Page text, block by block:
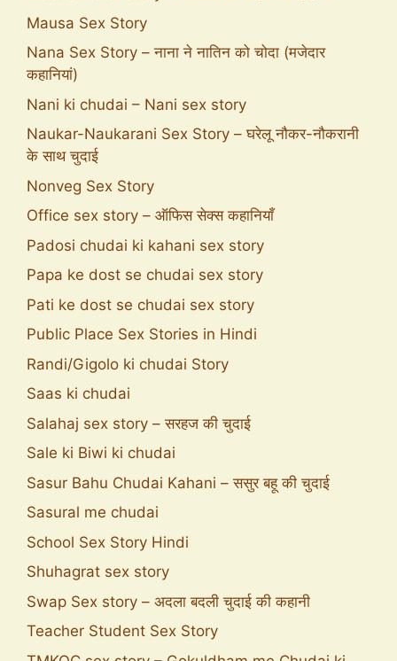
Mausa Sex Story
Nana Sex Story – नाना ने नातिन को चोदा (मजेदार
कहानियां)
Nani ki chudai – Nani sex story
Naukar-Naukarani Sex Story – घरेलू नौकर-नौकरानी
के साथ चुदाई
Nonveg Sex Story
Office sex story – ऑफिस सेक्स कहानियाँ
Padosi chudai ki kahani sex story
Papa ke dost se chudai sex story
Pati ke dost se chudai sex story
Public Place Sex Stories in Hindi
Randi/Gigolo ki chudai Story
Saas ki chudai
Salahaj sex story – सरहज की चुदाई
Sale ki Biwi ki chudai
Sasur Bahu Chudai Kahani – ससुर बहू की चुदाई
Sasural me chudai
School Sex Story Hindi
Shuhagrat sex story
Swap Sex story – अदला बदली चुदाई की कहानी
Teacher Student Sex Story